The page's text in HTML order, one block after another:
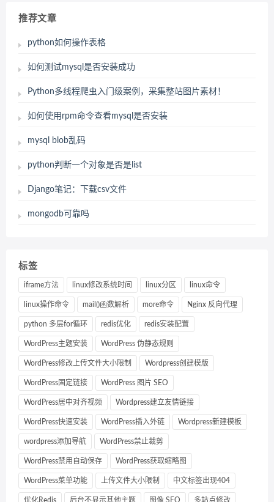
推荐文章
python如何操作表格
如何测试mysql是否安装成功
Python多线程爬虫入门级案例，采集整站图片素材！
如何使用rpm命令查看mysql是否安装
mysql blob乱码
python判断一个对象是否是list
Django笔记：下载csv文件
mongodb可靠吗
标签
iframe方法 linux修改系统时间 linux分区 linux命令
linux操作命令 mail()函数解析 more命令 Nginx 反向代理
python 多层for循环 redis优化 redis安装配置
WordPress主题安装 WordPress 伪静态规则
WordPress修改上传文件大小限制 Wordpress创建模版
WordPress固定链接 WordPress 图片 SEO
WordPress居中对齐视频 Wordpress建立友情链接
WordPress快速安装 WordPress插入外链 Wordpress新建模板
wordpress添加导航 WordPress禁止裁剪
WordPress禁用自动保存 WordPress获取缩略图
WordPress菜单功能 上传文件大小限制 中文标签出现404
优化Redis 后台不显示其他主题 图像 SEO 多站点修改